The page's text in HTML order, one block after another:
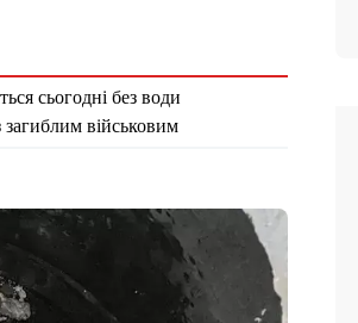
сьогодні без води
військовим